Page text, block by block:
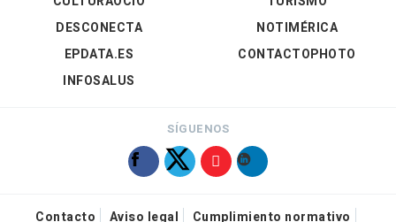
DESCONECTA
EPDATA.ES
INFOSALUS
NOTIMÉRICA
CONTACTOPHOTO
SÍGUENOS
Contacto Aviso legal Cumplimiento normativo